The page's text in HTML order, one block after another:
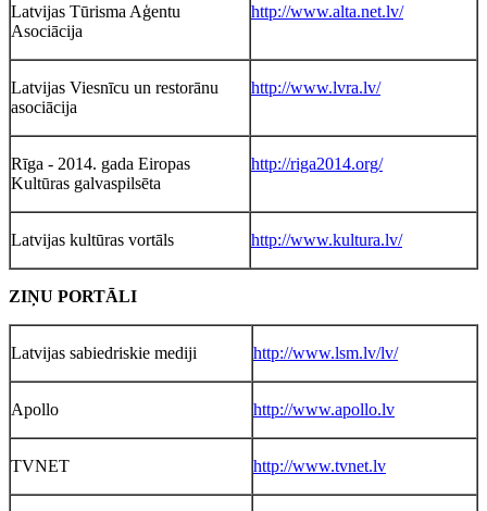
Latvijas Tūrisma Aģentu
Asociācija
http://www.alta.net.lv/
Latvijas Viesnīcu un restorānu
asociācija
http://www.lvra.lv/
Rīga - 2014. gada Eiropas
Kultūras galvaspilsēta
http://riga2014.org/
Latvijas kultūras vortāls http://www.kultura.lv/
ZIŅU PORTĀLI
Latvijas sabiedriskie mediji http://www.lsm.lv/lv/
Apollo http://www.apollo.lv
TVNET http://www.tvnet.lv